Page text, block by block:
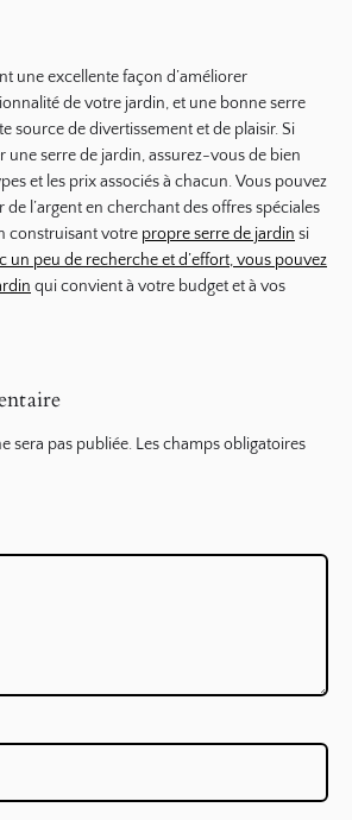
une excellente façon d’améliorer
de votre jardin, et une bonne serre
source de divertissement et de plaisir. Si
une serre de jardin, assurez-vous de bien
et les prix associés à chacun. Vous pouvez
l’argent en cherchant des offres spéciales
construisant votre propre serre de jardin si
un peu de recherche et d’effort, vous pouvez
qui convient à votre budget et à vos
sera pas publiée. Les champs obligatoires